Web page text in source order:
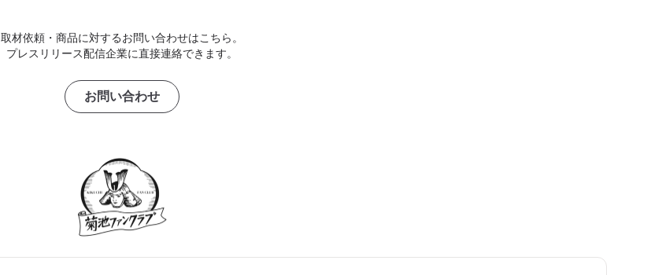
取材依頼・商品に対するお問い合わせはこちら。
プレスリリース配信企業に直接連絡できます。
お問い合わせ